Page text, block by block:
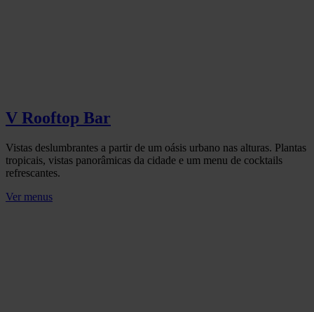
V Rooftop Bar
Vistas deslumbrantes a partir de um oásis urbano nas alturas. Plantas
tropicais, vistas panorâmicas da cidade e um menu de cocktails
refrescantes.
Ver menus